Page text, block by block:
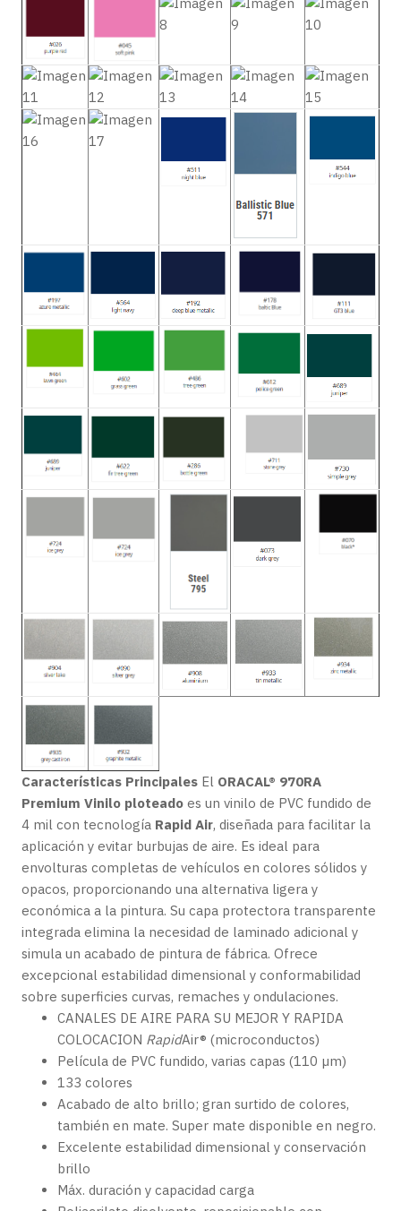
Características Principales El ORACAL® 970RA
Premium Vinilo ploteado es un vinilo de PVC fundido de
4 mil con tecnología Rapid Air, diseñada para facilitar la
aplicación y evitar burbujas de aire. Es ideal para
envolturas completas de vehículos en colores sólidos y
opacos, proporcionando una alternativa ligera y
económica a la pintura. Su capa protectora transparente
integrada elimina la necesidad de laminado adicional y
simula un acabado de pintura de fábrica. Ofrece
excepcional estabilidad dimensional y conformabilidad
sobre superficies curvas, remaches y ondulaciones.
CANALES DE AIRE PARA SU MEJOR Y RAPIDA
COLOCACION RapidAir® (microconductos)
Película de PVC fundido, varias capas (110 µm)
133 colores
Acabado de alto brillo; gran surtido de colores,
también en mate. Super mate disponible en negro.
Excelente estabilidad dimensional y conservación
brillo
Máx. duración y capacidad carga